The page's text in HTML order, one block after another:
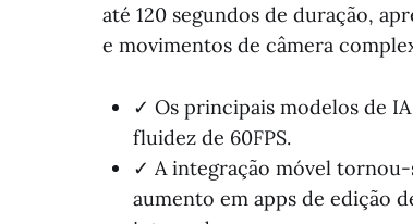
até 120 segundos de duração,
e movimentos de câmera
✓ Os principais modelos de
fluidez de 60FPS.
✓ A integração móvel tornou-
aumento em apps de edição